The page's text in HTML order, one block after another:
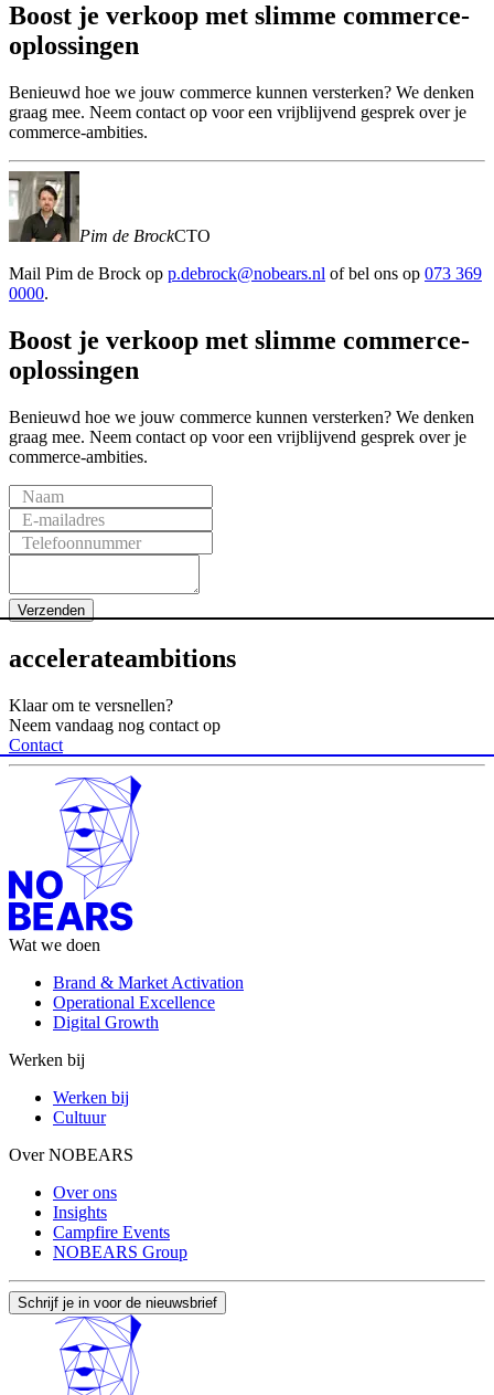
Boost je verkoop met slimme commerce-
oplossingen
Benieuwd hoe we jouw commerce kunnen versterken? We denken
graag mee. Neem contact op voor een vrijblijvend gesprek over je
commerce-ambities.
Pim de BrockCTO
Mail Pim de Brock op p.debrock@nobears.nl of bel ons op 073 369
0000.
Boost je verkoop met slimme commerce-
oplossingen
Benieuwd hoe we jouw commerce kunnen versterken? We denken
graag mee. Neem contact op voor een vrijblijvend gesprek over je
commerce-ambities.
Naam
E-mailadres
Telefoonnummer
Verzenden
accelerateambitions
Klaar om te versnellen?
Neem vandaag nog contact op
Contact
Wat we doen
Brand & Market Activation
Operational Excellence
Digital Growth
Werken bij
Werken bij
Cultuur
Over NOBEARS
Over ons
Insights
Campfire Events
NOBEARS Group
Schrijf je in voor de nieuwsbrief